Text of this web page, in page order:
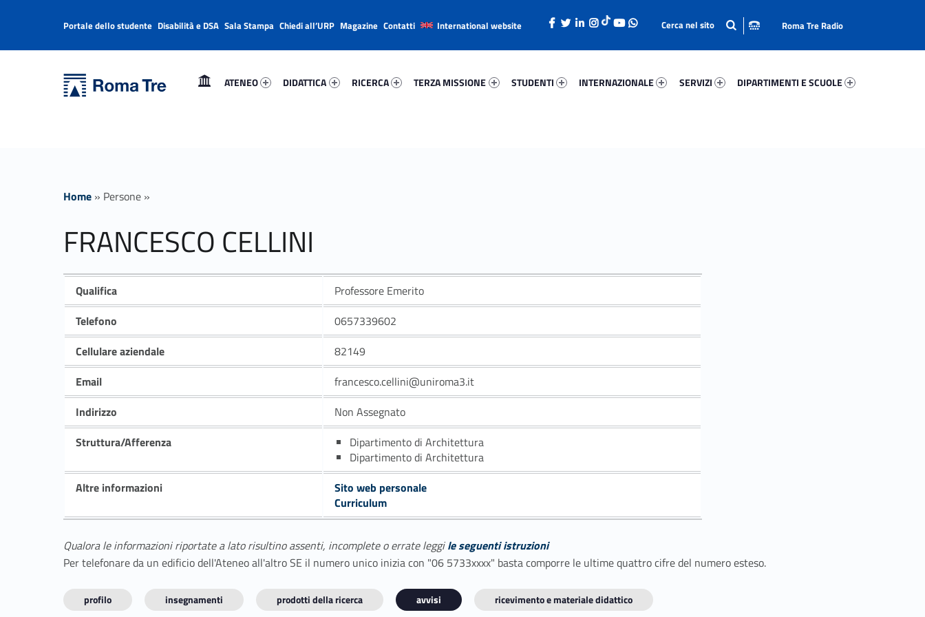
FRANCESCO CELLINI - Università Roma Tre
ATENEO
DIDATTICA
RICERCA
TERZA MISSIONE
STUDENTI
INTERNAZIONALE
SERVIZI
DIPARTIMENTI E SCUOLE
Header info sidebar
Portale dello studente Disabilità e DSA Sala Stampa Chiedi all’URP Magazine Contatti International website Roma Tre Radio
Home » Persone »
FRANCESCO CELLINI
Qualifica
Professore Emerito
Telefono
0657339602
Cellulare aziendale
82149
Email
francesco.cellini@uniroma3.it
Indirizzo
Non Assegnato
Struttura/Afferenza
Dipartimento di Architettura
Dipartimento di Architettura
Altre informazioni
Sito web personale
Curriculum
Qualora le informazioni riportate a lato risultino assenti, incomplete o errate leggile seguenti istruzioni
Per telefonare da un edificio dell'Ateneo all'altro SE il numero unico inizia con "06 5733xxxx" basta comporre le ultime quattro cifre del numero esteso.
profilo insegnamenti prodotti della ricerca avvisi ricevimento e materiale didattico